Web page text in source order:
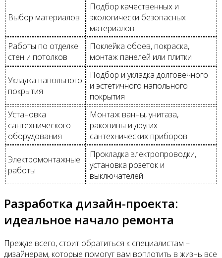
Выбор материалов
Подбор качественных и
экологически безопасных
материалов
Работы по отделке
стен и потолков
Поклейка обоев, покраска,
монтаж панелей или плитки
Укладка напольного
покрытия
Подбор и укладка долговечного
и эстетичного напольного
покрытия
Установка
сантехнического
оборудования
Монтаж ванны, унитаза,
раковины и других
сантехнических приборов
Электромонтажные
работы
Прокладка электропроводки,
установка розеток и
выключателей
Разработка дизайн-проекта:
идеальное начало ремонта
Прежде всего, стоит обратиться к специалистам –
дизайнерам, которые помогут вам воплотить в жизнь все